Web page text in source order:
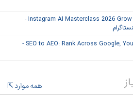
Instagram AI Masterclass 2026 Grow 100K Followers in 40 Days -
SEO to AEO: Rank Across Google, YouTube, TikTok, & AI Search -
همه موارد